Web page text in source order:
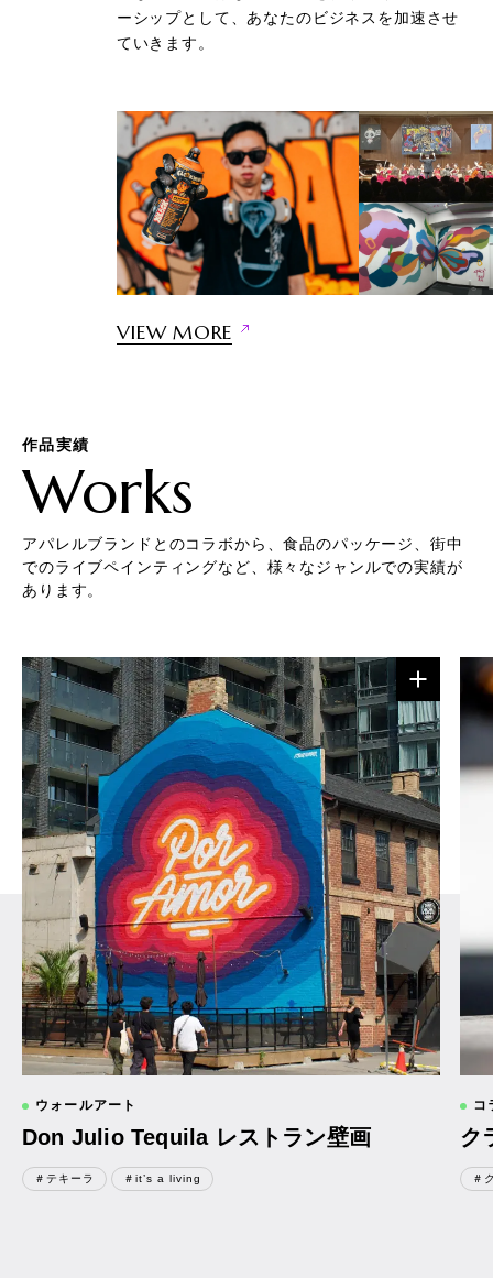
ーシップとして、あなたのビジネスを加速させ
ていきます。
VIEW MORE
作品実績
Works
アパレルブランドとのコラボから、食品のパッケージ、街中
でのライブペインティングなど、様々なジャンルでの実績が
あります。
ウォールアート
Don Julio Tequila レストラン壁画
＃テキーラ ＃it’s a living
コ
ク
＃